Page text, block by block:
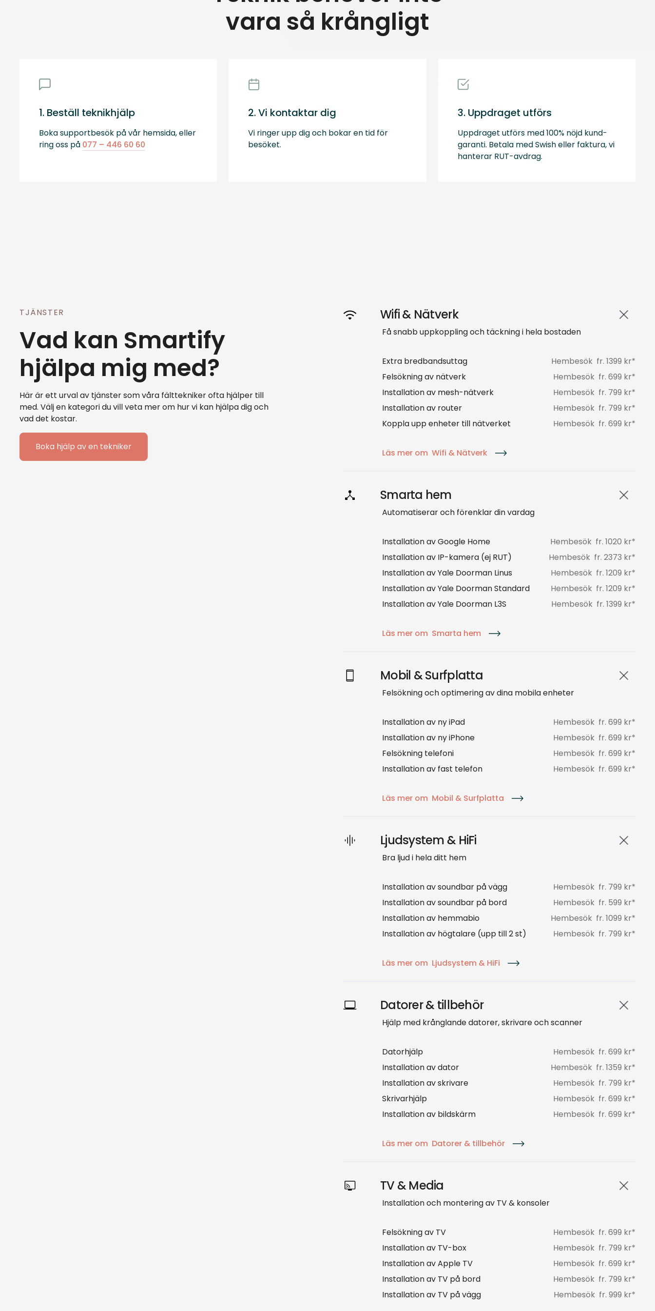
vara så krångligt
1. Beställ teknikhjälp
Boka supportbesök på vår hemsida, eller
ring oss på 077 – 446 60 60
2. Vi kontaktar dig
Vi ringer upp dig och bokar en tid för
besöket.
3. Uppdraget utförs
Uppdraget utförs med 100% nöjd kund-
garanti. Betala med Swish eller faktura, vi
hanterar RUT-avdrag.
TJÄNSTER
Vad kan Smartify
hjälpa mig med?
Här är ett urval av tjänster som våra fälttekniker ofta hjälper till
med. Välj en kategori du vill veta mer om hur vi kan hjälpa dig och
vad det kostar.
Boka hjälp av en tekniker
Wifi & Nätverk
Få snabb uppkoppling och täckning i hela bostaden
Extra bredbandsuttag Hembesök fr. 1399 kr*
Felsökning av nätverk
Hembesök fr. 699 kr*
Installation av mesh-nätverk
Hembesök fr. 799 kr*
Installation av router
Hembesök fr. 799 kr*
Koppla upp enheter till nätverket
Hembesök fr. 699 kr*
Läs mer om Wifi & Nätverk
Smarta hem
Automatiserar och förenklar din vardag
Installation av Google Home Hembesök fr. 1020 kr*
Installation av IP-kamera (ej RUT)
Hembesök fr. 2373 kr*
Installation av Yale Doorman Linus
Hembesök fr. 1209 kr*
Installation av Yale Doorman Standard
Hembesök fr. 1209 kr*
Installation av Yale Doorman L3S
Hembesök fr. 1399 kr*
Läs mer om Smarta hem
Mobil & Surfplatta
Felsökning och optimering av dina mobila enheter
Installation av ny iPad Hembesök fr. 699 kr*
Installation av ny iPhone
Hembesök fr. 699 kr*
Felsökning telefoni
Hembesök fr. 699 kr*
Installation av fast telefon
Hembesök fr. 699 kr*
Läs mer om Mobil & Surfplatta
Ljudsystem & HiFi
Bra ljud i hela ditt hem
Installation av soundbar på vägg Hembesök fr. 799 kr*
Installation av soundbar på bord
Hembesök fr. 599 kr*
Installation av hemmabio
Hembesök fr. 1099 kr*
Installation av högtalare (upp till 2 st)
Hembesök fr. 799 kr*
Läs mer om Ljudsystem & HiFi
Datorer & tillbehör
Hjälp med krånglande datorer, skrivare och scanner
Datorhjälp Hembesök fr. 699 kr*
Installation av dator
Hembesök fr. 1359 kr*
Installation av skrivare
Hembesök fr. 799 kr*
Skrivarhjälp
Hembesök fr. 699 kr*
Installation av bildskärm
Hembesök fr. 699 kr*
Läs mer om Datorer & tillbehör
TV & Media
Installation och montering av TV & konsoler
Felsökning av TV Hembesök fr. 699 kr*
Installation av TV-box
Hembesök fr. 799 kr*
Installation av Apple TV
Hembesök fr. 699 kr*
Installation av TV på bord
Hembesök fr. 799 kr*
Installation av TV på vägg
Hembesök fr. 999 kr*